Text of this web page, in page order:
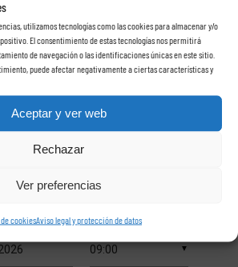
utilizamos tecnologías como las cookies para almacenar y/o
El consentimiento de estas tecnologías nos permitirá
de navegación o las identificaciones únicas en este sitio.
puede afectar negativamente a ciertas características y
Aceptar y ver web
Rechazar
Ver preferencias
cookiesAviso legal y protección de datos
car Las Rosas
Tenerife